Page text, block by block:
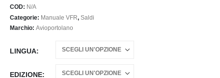
COD: N/A
Categorie: Manuale VFR, Saldi
Marchio: Avioportolano
LINGUA
EDIZIONE